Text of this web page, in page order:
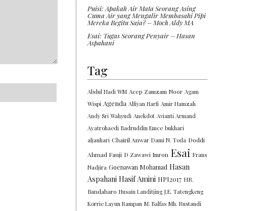
Puisi: Apakah Air Mata Seorang Asing
Cuma Air yang Mengalir Membasahi Pipi
Mereka Begitu Saja? – Moch Aldy MA
Esai: Tugas Seorang Penyair – Hasan
Aspahani
Tag
Abdul Hadi WM Acep Zamzam Noor Agam
Wispi Agenda Alfiyan Harfi Amir Hamzah
Andy Sri Wahyudi Anekdot Avianti Armand
Ayatrohaedi Badruddin Emce bukhari
aljauhari Chairil Anwar Dami N. Toda Doddi
Ahmad Fauji D Zawawi Imron Esai Frans
Nadjira Goenawan Mohamad Hasan
Aspahani Hasif Amini HPI2017 HR.
Bandaharo Husain Landitjing J.E. Tatengkeng
Korrie Layun Rampan M. Balfas Mh. Rustandi